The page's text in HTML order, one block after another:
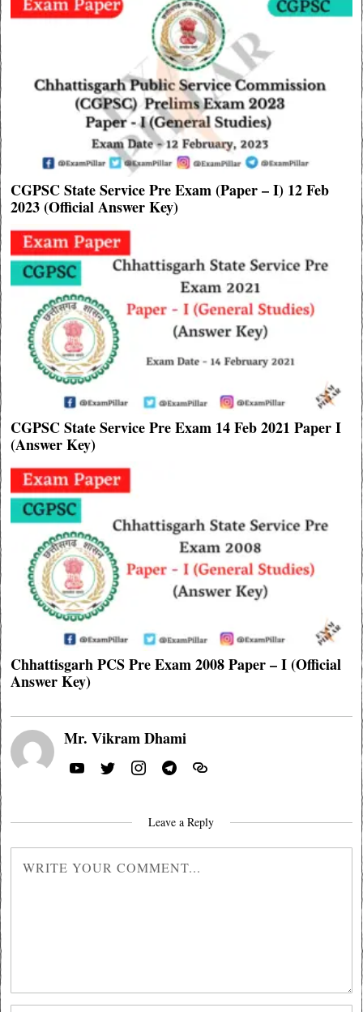
CGPSC State Service Pre Exam (Paper – I) 12 Feb
2023 (Official Answer Key)
CGPSC State Service Pre Exam 14 Feb 2021 Paper I
(Answer Key)
Chhattisgarh PCS Pre Exam 2008 Paper – I (Official
Answer Key)
Mr. Vikram Dhami
Leave a Reply